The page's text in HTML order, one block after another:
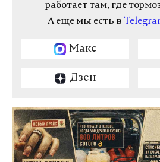
работает там, где
А еще мы есть в
Макс
Дзен